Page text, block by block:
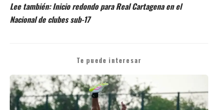
Lee también:Inicio redondo para Real Cartagena en el
Nacional de clubes sub-17
Te puede interesar